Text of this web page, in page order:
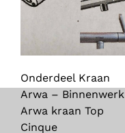
Onderdeel Kraan
Arwa – Binnenwerk
Arwa kraan Top
Cinque